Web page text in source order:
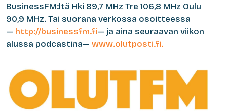
BusinessFM:ltä Hki 89,7 MHz Tre 106,8 MHz Oulu
90,9 MHz. Tai suorana verkossa osoitteessa
— http://businessfm.fi— ja aina seuraavan viikon
alussa podcastina— www.olutposti.fi.